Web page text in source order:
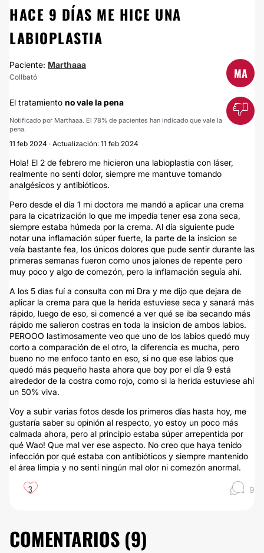
HACE 9 DÍAS ME HICE UNA
LABIOPLASTIA
Paciente: Marthaaa
Collbató MA
El tratamiento no vale la pena
Notificado por Marthaaa. El 78% de pacientes han indicado que vale la
pena.
11 feb 2024 · Actualización: 11 feb 2024
Hola! El 2 de febrero me hicieron una labioplastia con láser,
realmente no sentí dolor, siempre me mantuve tomando
analgésicos y antibióticos.
Pero desde el día 1 mi doctora me mandó a aplicar una crema
para la cicatrización lo que me impedía tener esa zona seca,
siempre estaba húmeda por la crema. Al día siguiente pude
notar una inflamación súper fuerte, la parte de la insicion se
veía bastante fea, los únicos dolores que pude sentir durante las
primeras semanas fueron como unos jalones de repente pero
muy poco y algo de comezón, pero la inflamación seguía ahí.
A los 5 días fuí a consulta con mi Dra y me dijo que dejara de
aplicar la crema para que la herida estuviese seca y sanará más
rápido, luego de eso, si comencé a ver qué se iba secando más
rápido me salieron costras en toda la insicion de ambos labios.
PEROOO lastimosamente veo que uno de los labios quedó muy
corto a comparación de el otro, la diferencia es mucha, pero
bueno no me enfoco tanto en eso, si no que ese labios que
quedó más pequeño hasta ahora que boy por el día 9 está
alrededor de la costra como rojo, como si la herida estuviese ahí
un 50% viva.
Voy a subir varias fotos desde los primeros días hasta hoy, me
gustaría saber su opinión al respecto, yo estoy un poco más
calmada ahora, pero al principio estaba súper arrepentida por
qué Wao! Que mal ver ese aspecto. No creo que haya tenido
infección por qué estaba con antibióticos y siempre mantenido
el área limpia y no sentí ningún mal olor ni comezón anormal.
3 9
COMENTARIOS (9)